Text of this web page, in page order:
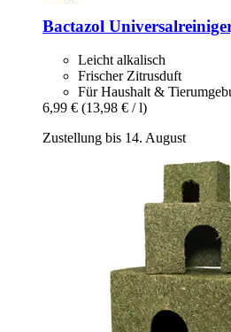
Bactazol
Leicht alkalisch
Frischer Zitrusduft
Für Haushalt &
6,99 € (13,98 € / l)
Zustellung bis 14. August